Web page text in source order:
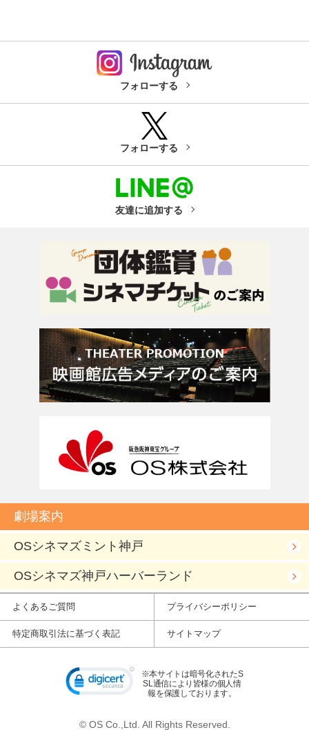
フォローする
フォローする
友達に追加する
劇場案内
OSシネマズミント神戸
OSシネマズ神戸ハーバーランド
※本サイトは暗号化されたS
SL通信により皆様の個人情
報を保護しております。
よくあるご質問 プライバシーポリシー
特定商取引法に基づく表記 サイトマップ
© OS Co.,Ltd. All Rights Reserved.